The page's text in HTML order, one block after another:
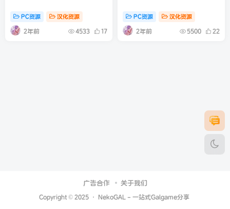
PC资源 汉化资源
2年前 4533 17
PC资源 汉化资源
2年前 5500 22
广告合作 关于我们
Copyright © 2025 · NekoGAL - 一站式Galgame分享